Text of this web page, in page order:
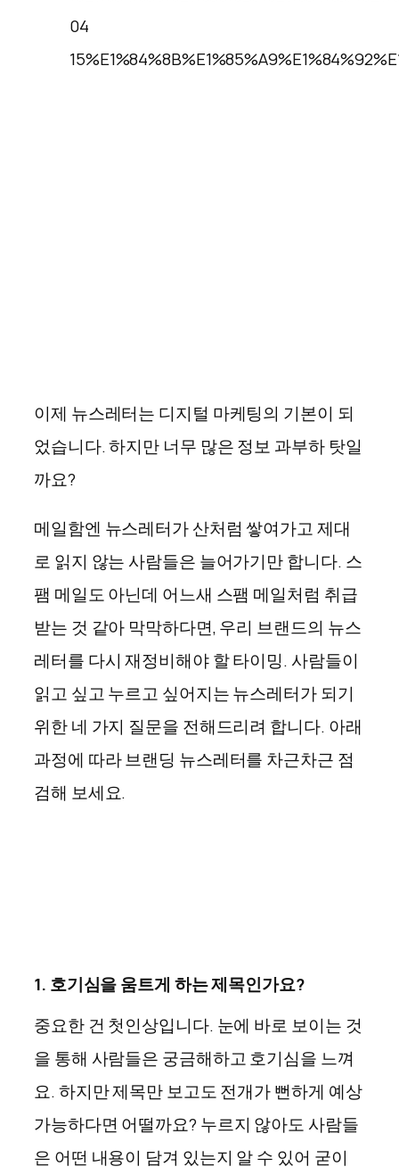
이제 뉴스레터는 디지털 마케팅의 기본이 되
었습니다. 하지만 너무 많은 정보 과부하 탓일
까요?
메일함엔 뉴스레터가 산처럼 쌓여가고 제대
로 읽지 않는 사람들은 늘어가기만 합니다. 스
팸 메일도 아닌데 어느새 스팸 메일처럼 취급
받는 것 같아 막막하다면, 우리 브랜드의 뉴스
레터를 다시 재정비해야 할 타이밍. 사람들이
읽고 싶고 누르고 싶어지는 뉴스레터가 되기
위한 네 가지 질문을 전해드리려 합니다. 아래
과정에 따라 브랜딩 뉴스레터를 차근차근 점
검해 보세요.
1. 호기심을 움트게 하는 제목인가요?
중요한 건 첫인상입니다. 눈에 바로 보이는 것
을 통해 사람들은 궁금해하고 호기심을 느껴
요. 하지만 제목만 보고도 전개가 뻔하게 예상
가능하다면 어떨까요? 누르지 않아도 사람들
은 어떤 내용이 담겨 있는지 알 수 있어 굳이